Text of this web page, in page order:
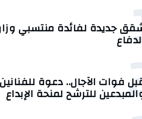
جديدة لفائدة منتسبي
فوات الآجال.. دعوة للفنانين
للترشح لمنحة الإبداع